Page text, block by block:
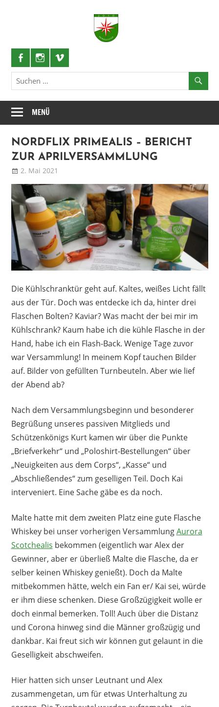
Schützenlustzug
MENÜ
NORDFLIX PRIMEALIS – BERICHT
ZUR APRILVERSAMMLUNG
2. Mai 2021
Die Kühlschranktür geht auf. Kaltes, weißes Licht fällt
aus der Tür. Doch was entdecke ich da, hinter drei
Flaschen Bolten? Kaviar? Was macht der bei mir im
Kühlschrank? Kaum habe ich die kühle Flasche in der
Hand, habe ich ein Flash-Back. Wenige Tage zuvor
war Versammlung! In meinem Kopf tauchen Bilder
auf. Bilder von gefüllten Turnbeuteln. Aber wie lief
der Abend ab?
Nach dem Versammlungsbeginn und besonderer
Begrüßung unseres passiven Mitglieds und
Schützenkönigs Kurt kamen wir über die Punkte
„Briefverkehr“ und „Poloshirt-Bestellungen“ über
„Neuigkeiten aus dem Corps“, „Kasse“ und
„Abschließendes“ zum geselligen Teil. Doch Kai
interveniert. Eine Sache gäbe es da noch.
Malte hatte mit dem zweiten Platz eine gute Flasche
Whiskey bei unser vorherigen VersammlungAurora
Scotchealis bekommen (eigentlich war Alex der
Gewinner, aber er überließ Malte die Flasche, da er
selber keinen Whiskey genießt). Doch da Malte
mitbekommen hätte, welch ein Fan er/ Kai sei, würde
er ihm diese schenken. Diese Großzügigkeit wolle er
doch einmal bemerken. Toll! Auch über die Distanz
und Corona hinweg sind die Männer großzügig und
dankbar. Kai freut sich wir können gut gelaunt in die
Geselligkeit abschweifen.
Hier hatten sich unser Leutnant und Alex
zusammengetan, um für etwas Unterhaltung zu